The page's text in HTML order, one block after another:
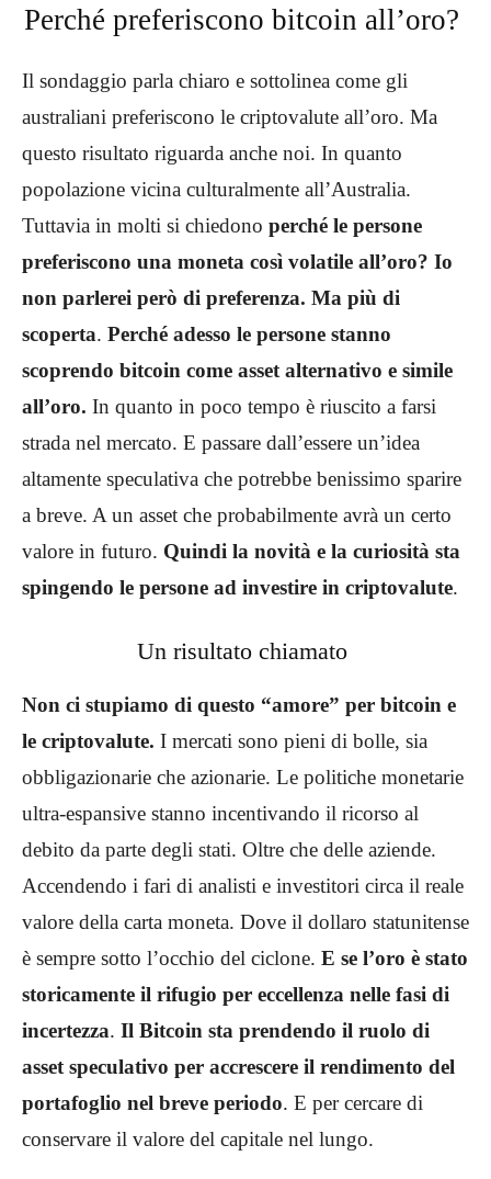
Perché preferiscono bitcoin all’oro?
Il sondaggio parla chiaro e sottolinea come gli
australiani preferiscono le criptovalute all’oro. Ma
questo risultato riguarda anche noi. In quanto
popolazione vicina culturalmente all’Australia.
Tuttavia in molti si chiedono perché le persone
preferiscono una moneta così volatile all’oro? Io
non parlerei però di preferenza. Ma più di
scoperta. Perché adesso le persone stanno
scoprendo bitcoin come asset alternativo e simile
all’oro. In quanto in poco tempo è riuscito a farsi
strada nel mercato. E passare dall’essere un’idea
altamente speculativa che potrebbe benissimo sparire
a breve. A un asset che probabilmente avrà un certo
valore in futuro. Quindi la novità e la curiosità sta
spingendo le persone ad investire in criptovalute.
Un risultato chiamato
Non ci stupiamo di questo “amore” per bitcoin e
le criptovalute. I mercati sono pieni di bolle, sia
obbligazionarie che azionarie. Le politiche monetarie
ultra-espansive stanno incentivando il ricorso al
debito da parte degli stati. Oltre che delle aziende.
Accendendo i fari di analisti e investitori circa il reale
valore della carta moneta. Dove il dollaro statunitense
è sempre sotto l’occhio del ciclone. E se l’oro è stato
storicamente il rifugio per eccellenza nelle fasi di
incertezza. Il Bitcoin sta prendendo il ruolo di
asset speculativo per accrescere il rendimento del
portafoglio nel breve periodo. E per cercare di
conservare il valore del capitale nel lungo.